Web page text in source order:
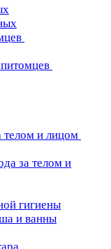
телом и лицом
за телом и
гигиены
и ванны